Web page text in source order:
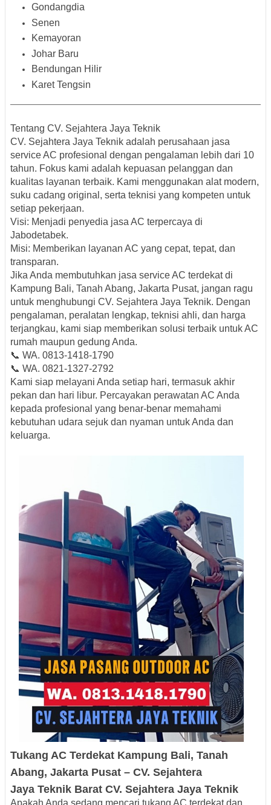
Gondangdia
Senen
Kemayoran
Johar Baru
Bendungan Hilir
Karet Tengsin
Tentang CV. Sejahtera Jaya Teknik
CV. Sejahtera Jaya Teknik adalah perusahaan jasa
service AC profesional dengan pengalaman lebih dari 10
tahun. Fokus kami adalah kepuasan pelanggan dan
kualitas layanan terbaik. Kami menggunakan alat modern,
suku cadang original, serta teknisi yang kompeten untuk
setiap pekerjaan.
Visi: Menjadi penyedia jasa AC terpercaya di
Jabodetabek.
Misi: Memberikan layanan AC yang cepat, tepat, dan
transparan.
Jika Anda membutuhkan jasa service AC terdekat di
Kampung Bali, Tanah Abang, Jakarta Pusat, jangan ragu
untuk menghubungi CV. Sejahtera Jaya Teknik. Dengan
pengalaman, peralatan lengkap, teknisi ahli, dan harga
terjangkau, kami siap memberikan solusi terbaik untuk AC
rumah maupun gedung Anda.
📞 WA. 0813-1418-1790
📞 WA. 0821-1327-2792
Kami siap melayani Anda setiap hari, termasuk akhir
pekan dan hari libur. Percayakan perawatan AC Anda
kepada profesional yang benar-benar memahami
kebutuhan udara sejuk dan nyaman untuk Anda dan
keluarga.
Tukang AC Terdekat Kampung Bali, Tanah
Abang, Jakarta Pusat – CV. Sejahtera
Jaya Teknik Barat CV. Sejahtera Jaya Teknik
Apakah Anda sedang mencari tukang AC terdekat dan